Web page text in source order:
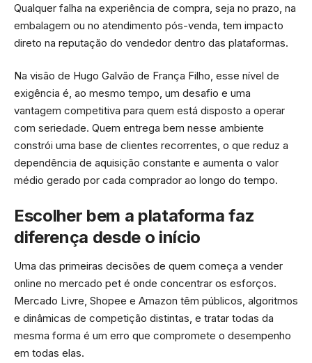
Qualquer falha na experiência de compra, seja no prazo, na
embalagem ou no atendimento pós-venda, tem impacto
direto na reputação do vendedor dentro das plataformas.
Na visão de Hugo Galvão de França Filho, esse nível de
exigência é, ao mesmo tempo, um desafio e uma
vantagem competitiva para quem está disposto a operar
com seriedade. Quem entrega bem nesse ambiente
constrói uma base de clientes recorrentes, o que reduz a
dependência de aquisição constante e aumenta o valor
médio gerado por cada comprador ao longo do tempo.
Escolher bem a plataforma faz
diferença desde o início
Uma das primeiras decisões de quem começa a vender
online no mercado pet é onde concentrar os esforços.
Mercado Livre, Shopee e Amazon têm públicos, algoritmos
e dinâmicas de competição distintas, e tratar todas da
mesma forma é um erro que compromete o desempenho
em todas elas.